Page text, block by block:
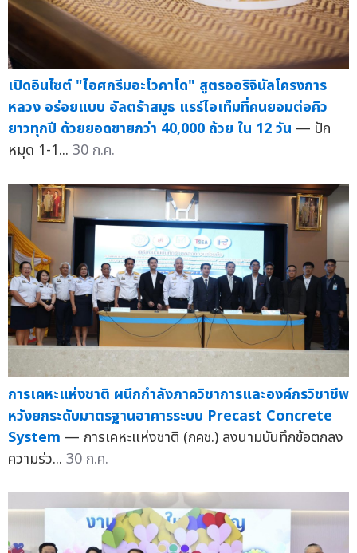
เปิดอินไซต์ "ไอศกรีมอะโวคาโด" สูตรออริจินัลโครงการ
หลวง อร่อยแบบ อัลตร้าสมูธ แรร์ไอเท็มที่คนยอมต่อคิว
ยาวทุกปี ด้วยยอดขายกว่า 40,000 ถ้วย ใน 12 วัน — ปัก
หมุด 1-1... 30 ก.ค.
การเคหะแห่งชาติ ผนึกกำลังภาควิชาการและองค์กรวิชาชีพ
หวังยกระดับมาตรฐานอาคารระบบ Precast Concrete
System — การเคหะแห่งชาติ (กคช.) ลงนามบันทึกข้อตกลง
ความร่ว... 30 ก.ค.